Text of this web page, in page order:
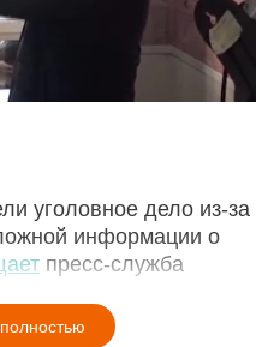
уголовное дело из-за
информации о
пресс-служба